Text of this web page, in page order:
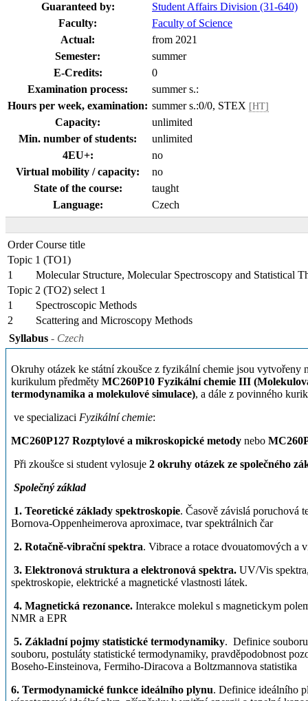
Guaranteed by:
Student Affairs Division (31-640)
Faculty:
Faculty of Science
Actual:
from 2021
Semester:
summer
E-Credits:
0
Examination process:
summer s.:
Hours per week, examination: summer s.:0/0, STEX [HT]
Capacity:
unlimited
Min. number of students:
unlimited
4EU+:
no
Virtual mobility / capacity:
no
State of the course:
taught
Language:
Czech
Order Course title
Topic 1 (TO1)
1
Molecular Structure, Molecular Spectroscopy and Statistical
Topic 2 (TO2) select 1
1
Spectroscopic Methods
2
Scattering and Microscopy Methods
Syllabus - Czech
Okruhy otázek ke státní zkoušce z fyzikální chemie jsou vytvořeny
kurikulum předměty MC260P10 Fyzikální chemie III
termodynamika a molekulové simulace), a dále z povinného
ve specializaci Fyzikální chemie:
MC260P127 Rozptylové a mikroskopické metody nebo
Při zkoušce si student vylosuje 2 okruhy otázek ze společného
Společný základ
1. Teoretické základy spektroskopie. Časově závislá poruchová
Bornova-Oppenheimerova aproximace, tvar spektrálnich čar
2. Rotačně-vibrační spektra. Vibrace a rotace dvouatomových a
3. Elektronová struktura a elektronová spektra. UV/Vis
spektroskopie, elektrické a magnetické vlastnosti látek.
4. Magnetická rezonance. Interakce molekul s magnetickym
NMR a EPR
5. Základní pojmy statistické termodynamiky. Definice
souboru, postuláty statistické termodynamiky, pravděpodobnost
Boseho-Einsteinova, Fermiho-Diracova a Boltzmannova statistika
6. Termodynamické funkce ideálního plynu. Definice ideálního